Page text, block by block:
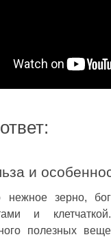
и
нежное зерно,
и
полезных